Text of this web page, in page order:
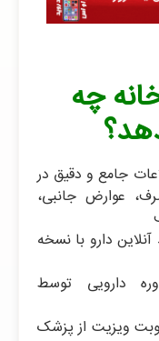
چه
جامع و دقیق در
عوارض جانبی،
دارو با نسخه
دارویی توسط
ویزیت از پزشک